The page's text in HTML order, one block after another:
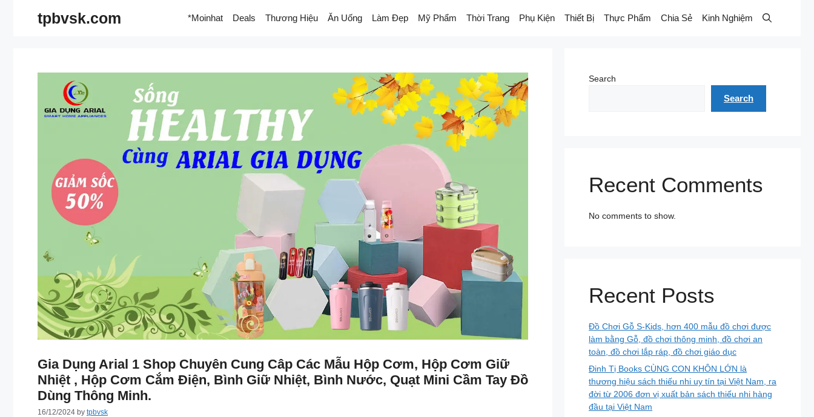
tpbvsk.com *Moinhat Deals Thương Hiệu Ăn Uống Làm Đẹp Mỹ Phẩm Thời Trang Phụ Kiện Thiết Bị Thực Phẩm Chia Sẻ Kinh Nghiệm
Gia Dụng Arial 1 Shop Chuyên Cung Câp Các Mẫu Hộp Cơm, Hộp Cơm Giữ
Nhiệt , Hộp Cơm Cắm Điện, Bình Giữ Nhiệt, Bình Nước, Quạt Mini Cầm Tay Đồ
Dùng Thông Minh.
16/12/2024 by tpbvsk
Search
Search
Recent Comments
No comments to show.
Recent Posts
Đồ Chơi Gỗ S-Kids, hơn 400 mẫu đồ chơi được
làm bằng Gỗ, đồ chơi thông minh, đồ chơi an
toàn, đồ chơi lắp ráp, đồ chơi giáo dục
Đinh Tị Books CÙNG CON KHÔN LỚN là
thương hiệu sách thiếu nhi uy tín tại Việt Nam, ra
đời từ 2006 đơn vị xuất bản sách thiếu nhi hàng
đầu tại Việt Nam